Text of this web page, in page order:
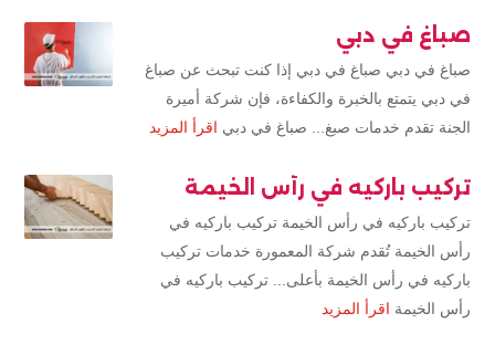
صباغ في دبي
صباغ في دبي صباغ في دبي إذا كنت تبحث عن صباغ
في دبي يتمتع بالخبرة والكفاءة، فإن شركة أميرة
الجنة تقدم خدمات صبغ... صباغ في دبي اقرأ المزيد
تركيب باركيه في رأس الخيمة
تركيب باركيه في رأس الخيمة تركيب باركيه في
رأس الخيمة تُقدم شركة المعمورة خدمات تركيب
باركيه في رأس الخيمة بأعلى... تركيب باركيه في
رأس الخيمة اقرأ المزيد